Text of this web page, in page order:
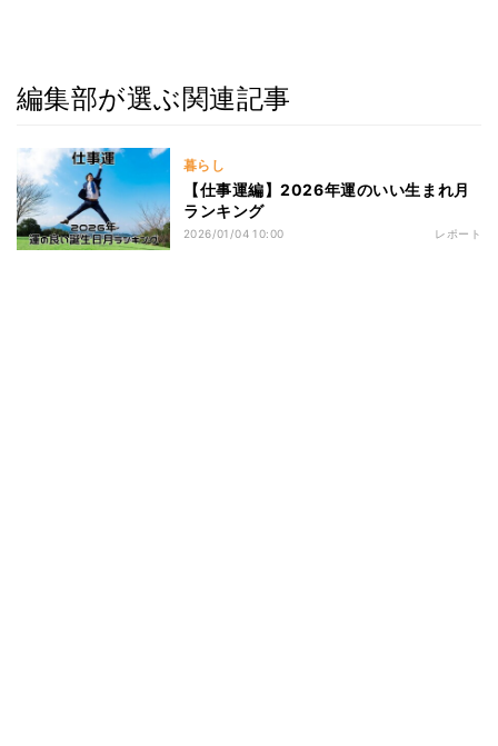
編集部が選ぶ関連記事
暮らし
【仕事運編】2026年運のいい生まれ月
ランキング
2026/01/04 10:00 レポート